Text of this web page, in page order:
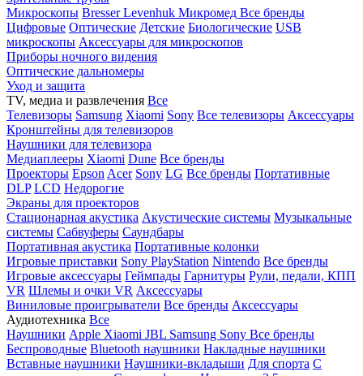
Микроскопы BresserLevenhuk Микромед Все бренды
Цифровые Оптические Детские Биологические USB
микроскопы Аксессуары для микроскопов
Приборы ночного видения
Оптические дальномеры
Уход и защита
TV, медиа и развлечения Все
Телевизоры Samsung Xiaomi Sony Все телевизоры Аксессуары
Кронштейны для телевизоров
Наушники для телевизора
Медиаплееры Xiaomi Dune Все бренды
Проекторы Epson Acer Sony LG Все бренды Портативные
DLP LCD Недорогие
Экраны для проекторов
Стационарная акустика Акустические системы Музыкальные
системы Сабвуферы Саундбары
Портативная акустика Портативные колонки
Игровые приставки Sony PlayStation Nintendo Все бренды
Игровые аксессуары Геймпады Гарнитуры Рули, педали, КПП
VR Шлемы и очки VR Аксессуары
Виниловые проигрыватели Все бренды Аксессуары
Аудиотехника Все
Наушники Apple Xiaomi JBL Samsung Sony Все бренды
Беспроводные Bluetooth наушники Накладные наушники
Вставные наушники Наушники-вкладыши Для спорта С